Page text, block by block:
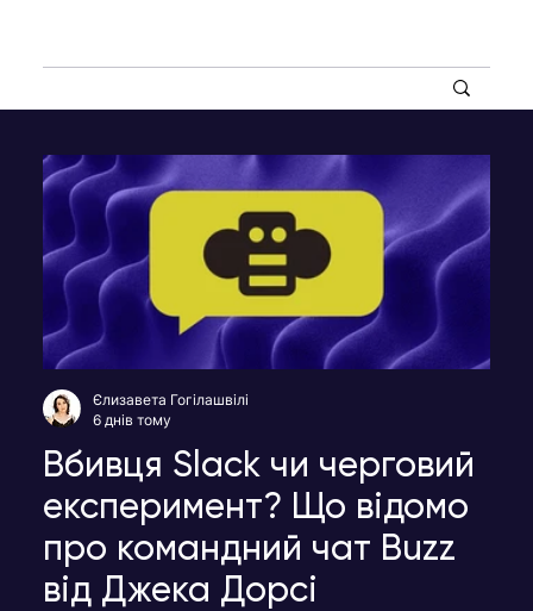
Вбивця Slack чи черговий
експеримент? Що відомо
про командний чат Buzz
від Джека Дорсі
Єлизавета Гогілашвілі
6 днів тому